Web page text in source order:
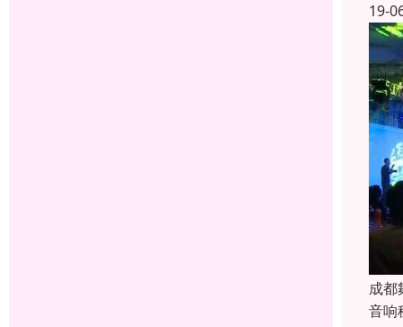
19-
成都
音响